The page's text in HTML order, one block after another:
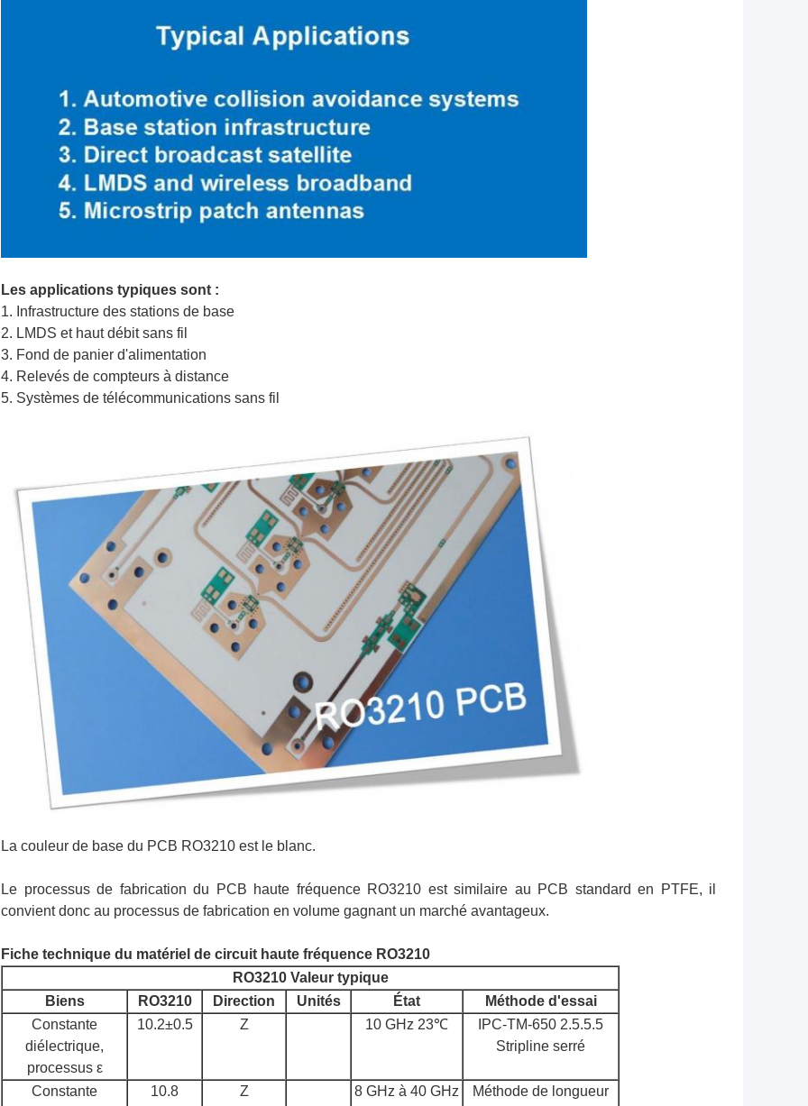
Les applications typiques sont :
1. Infrastructure des stations de base
2. LMDS et haut débit sans fil
3. Fond de panier d'alimentation
4. Relevés de compteurs à distance
5. Systèmes de télécommunications sans fil
La couleur de base du PCB RO3210 est le blanc.
Le processus de fabrication du PCB haute fréquence RO3210 est similaire au PCB standard en PTFE, il
convient donc au processus de fabrication en volume gagnant un marché avantageux.
Fiche technique du matériel de circuit haute fréquence RO3210
RO3210 Valeur typique
Biens
RO3210 Direction Unités État
Méthode d'essai
Constante
diélectrique,
processus ε
10.2±0.5 Z 10 GHz 23℃
IPC-TM-650 2.5.5.5
Stripline serré
Constante
10.8 Z 8 GHz à 40 GHz
Méthode de longueur